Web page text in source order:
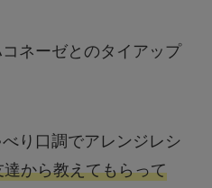
ネーゼとのタイアップ
り口調でアレンジレシ
達から教えてもらって